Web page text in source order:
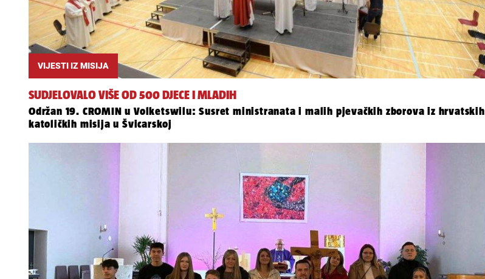
VIJESTI IZ MISIJA
SUDJELOVALO VIŠE OD 500 DJECE I MLADIH
Održan 19. CROMIN u Volketswilu: Susret ministranata i malih pjevačkih zborova iz hrvatskih
katoličkih misija u Švicarskoj